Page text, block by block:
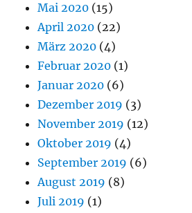
Mai 2020 (15)
April 2020 (22)
März 2020 (4)
Februar 2020 (1)
Januar 2020 (6)
Dezember 2019 (3)
November 2019 (12)
Oktober 2019 (4)
September 2019 (6)
August 2019 (8)
Juli 2019 (1)